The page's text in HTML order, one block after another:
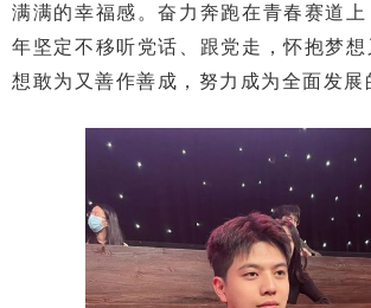
满满的幸福感。奋力奔跑在青春赛道
年坚定不移听党话、跟党走，怀抱梦想
想敢为又善作善成，努力成为全面发展